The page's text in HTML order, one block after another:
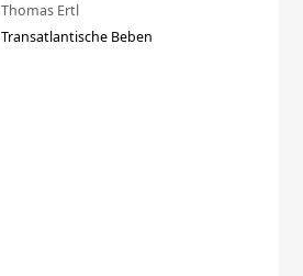
Thomas Ertl
Transatlantische Beben